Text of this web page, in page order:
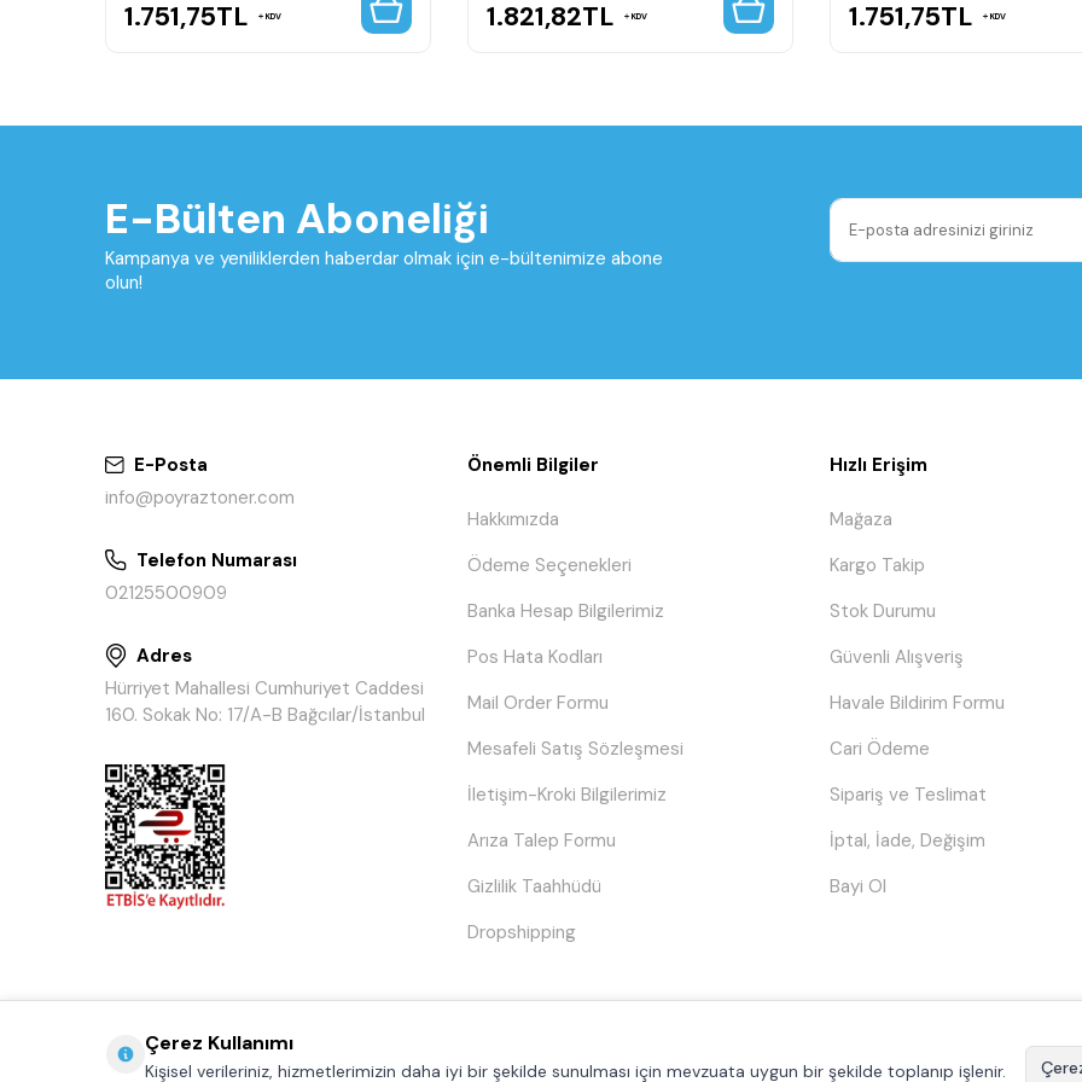
1.751,75TL KDV 1.821,82TL KDV 1.751,75TL KDV
E-Bülten Aboneliği
Kampanya ve yeniliklerden haberdar olmak için e-bültenimize abone
olun!
E-Posta
info@poyraztoner.com
Telefon Numarası
02125500909
Adres
Hürriyet Mahallesi Cumhuriyet Caddesi
160. Sokak No: 17/A-B Bağcılar/İstanbul
Önemli Bilgiler
Hakkımızda
Ödeme Seçenekleri
Banka Hesap Bilgilerimiz
Pos Hata Kodları
Mail Order Formu
Mesafeli Satış Sözleşmesi
İletişim-Kroki Bilgilerimiz
Arıza Talep Formu
Gizlilik Taahhüdü
Dropshipping
Hızlı Erişim
Mağaza
Kargo Takip
Stok Durumu
Güvenli Alışveriş
Havale Bildirim Formu
Cari Ödeme
Sipariş ve Teslimat
İptal, İade, Değişim
Bayi Ol
Çerez Kullanımı
Kişisel verileriniz, hizmetlerimizin daha iyi bir şekilde sunulması için mevzuata uygun bir şekilde toplanıp işlenir.